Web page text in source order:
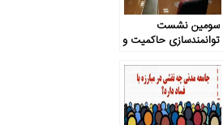
سومین نشست
توانمندسازی حاکمیت و
با فساد